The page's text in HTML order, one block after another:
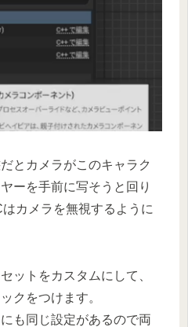
とカメラがこのキャラク
ーを手前に写そうと回り
カメラを無視するように
ットをカスタムにして、
クをつけます。
も同じ設定があるので両